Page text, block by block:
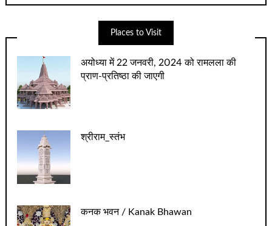
Places to Visit
अयोध्‍या में 22 जनवरी, 2024 को रामलला की
प्राण-प्रतिष्‍ठा की जाएगी
श्रीराम_स्तंभ
कनक भवन / Kanak Bhawan